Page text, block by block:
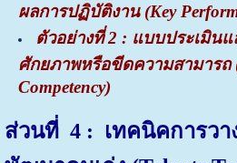
ผลการปฏิบัติงาน (Key
ตัวอย่างที่ 2 : แบบประเมินแ
ศักยภาพหรือขีดความสามารถ
Competency)
ส่วนที่ 4 : เทคนิคการวา